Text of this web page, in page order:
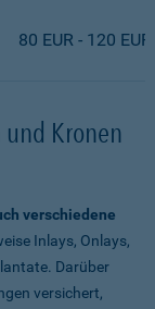
80 EUR - 120 EUR
Kronen
verschiedene
Inlays, Onlays,
Darüber
versichert,